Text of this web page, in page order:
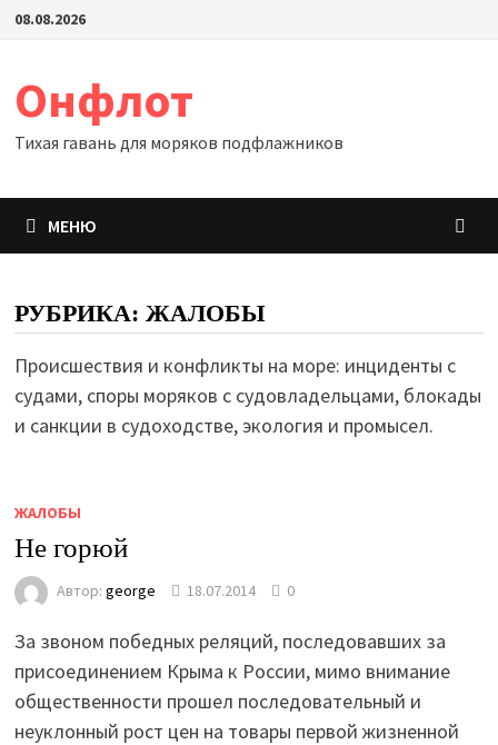
Перейти
08.08.2026
Онфлот
Тихая гавань для моряков подфлажников
МЕНЮ
РУБРИКА: ЖАЛОБЫ
Происшествия и конфликты на море: инциденты с
судами, споры моряков с судовладельцами, блокады
и санкции в судоходстве, экология и промысел.
ЖАЛОБЫ
Не горюй
Автор: george 18.07.2014 0
За звоном победных реляций, последовавших за
присоединением Крыма к России, мимо внимание
общественности прошел последовательный и
неуклонный рост цен на товары первой жизненной